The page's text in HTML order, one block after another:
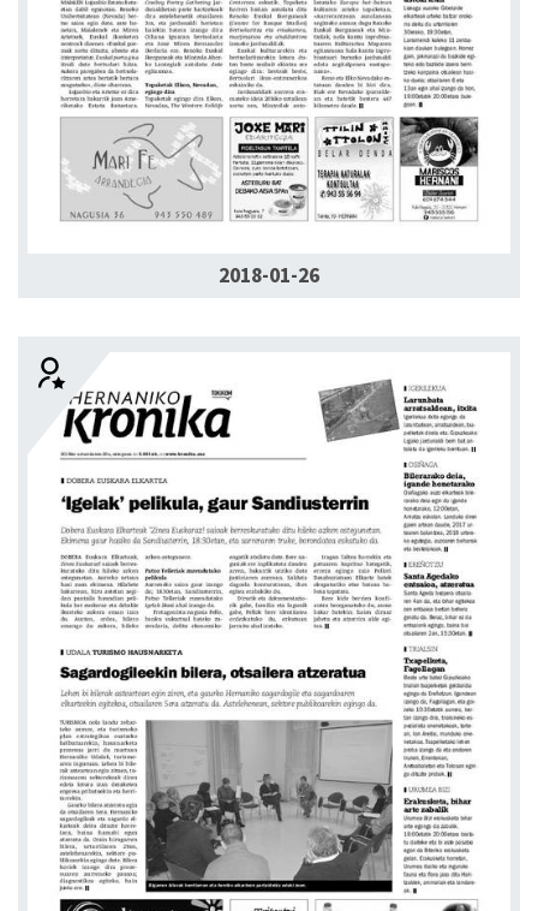
2018-01-26